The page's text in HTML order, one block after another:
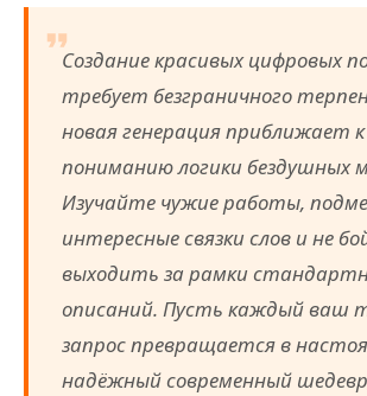
Создание красивых цифровых
требует безграничного
новая генерация приближает к
пониманию логики бездушных
Изучайте чужие работы,
интересные связки слов и не
выходить за рамки
описаний. Пусть каждый ваш
запрос превращается в
надёжный современный